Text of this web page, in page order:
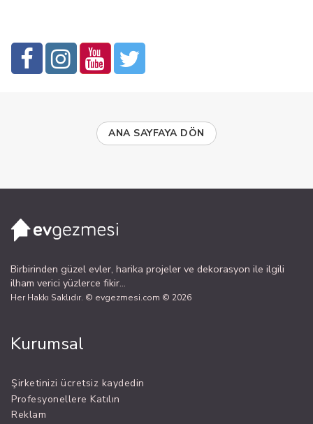
ANA SAYFAYA DÖN
Birbirinden güzel evler, harika projeler ve dekorasyon ile ilgili
ilham verici yüzlerce fikir...
Her Hakkı Saklıdır. © evgezmesi.com © 2026
Kurumsal
Şirketinizi ücretsiz kaydedin
Profesyonellere Katılın
Reklam